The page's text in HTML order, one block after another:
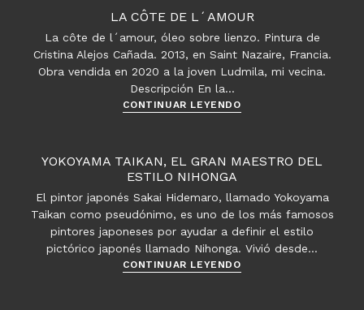
del
en
la
pintura
LA CÔTE DE L´AMOUR
La côte de l´amour, óleo sobre lienzo. Pintura de
Cristina Alejos Cañada. 2013, en Saint Nazaire, Francia.
Obra vendida en 2020 a la joven Ludmila, mi vecina.
Descripción En la…
CONTINUAR LEYENDOLa
l
YOKOYAMA TAIKAN, EL GRAN MAESTRO DEL
ESTILO NIHONGA
El pintor japonés Sakai Hidemaro, llamado Yokoyama
Taikan como pseudónimo, es uno de los más famosos
pintores japoneses por ayudar a definir el estilo
pictórico japonés llamado Nihonga. Vivió desde…
CONTINUAR LEYENDOYokoyama